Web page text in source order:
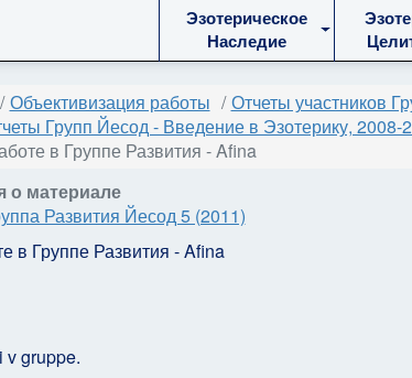
Эзотерическое
Наследие
Объективизация работы
Отчеты участников
Групп Йесод - Введение в Эзотерику, 2008-
в Группе Развития - Afina
материале
Развития Йесод 5 (2011)
в Группе Развития - Afina
v gruppe.